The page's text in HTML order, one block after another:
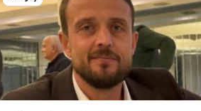
Bursa
Çanakkale
Çankırı
Çorum